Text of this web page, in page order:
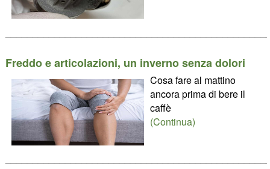
Freddo e articolazioni, un inverno senza dolori
Cosa fare al mattino
ancora prima di bere il
caffè
(Continua)